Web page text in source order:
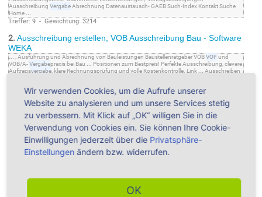
Ausschreibung VergabeAbrechnung Datenaustausch- GAEB Such-Index Kontakt Suche
Home ...
Treffer: 9 - Gewichtung: 3214
2. Ausschreibung erstellen, VOB Ausschreibung Bau - Software
WEKA
... , Ausführung und Abrechnung von Bauleistungen Baustellenratgeber VOBVOFund
VOB/A-Vergabepraxis bei Bau ... Positionen zum Bestpreis! Perfekte Ausschreibung, clevere
Auftragsvergabe, klare Rechnungsprüfung und volle Kostenkontrolle. Link ... Ausschreiben
...
Treffer: 6 - Gewichtung: 2010
Bitte besuchen Sie auch den Online-Shop unseres Fachverlags
und informieren Sie sich ausführlich über alle Lösungen zur
Leseproben und Downloads!
Wir verwenden Cookies, um die Aufrufe unserer
Website zu analysieren und um unsere Services stetig
zu verbessern. Mit Klick auf „OK“ willigen Sie in die
Verwendung von Cookies ein. Sie können Ihre Cookie-
Einwilligungen jederzeit über die Privatsphäre-
Einstellungen ändern bzw. widerrufen.
OK